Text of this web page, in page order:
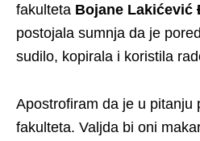
fakulteta Bojane Lakićević
postojala sumnja da je
sudilo, kopirala i koristila
Apostrofiram da je u pitanju
fakulteta. Valjda bi oni